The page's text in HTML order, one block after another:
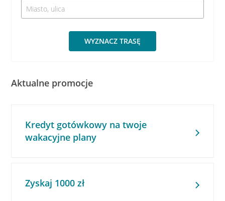
WYZNACZ TRASĘ
Aktualne promocje
Kredyt gotówkowy na twoje
wakacyjne plany
Zyskaj 1000 zł